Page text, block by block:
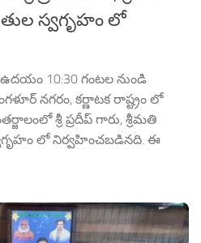
స్వగృహం లో
10:30 గంటల నుండి
నగరం, కర్ణాటక రాష్ట్రం లో
శ్రీ ప్రదీప్ గారు, శ్రీమతి
లో నిర్వహించబడినది. ఈ